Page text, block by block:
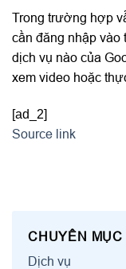
Trong trường hợp
cần đăng nhập vào
dịch vụ nào của
xem video hoặc
[ad_2]
Source link
CHUYÊN MỤC
Dịch vụ